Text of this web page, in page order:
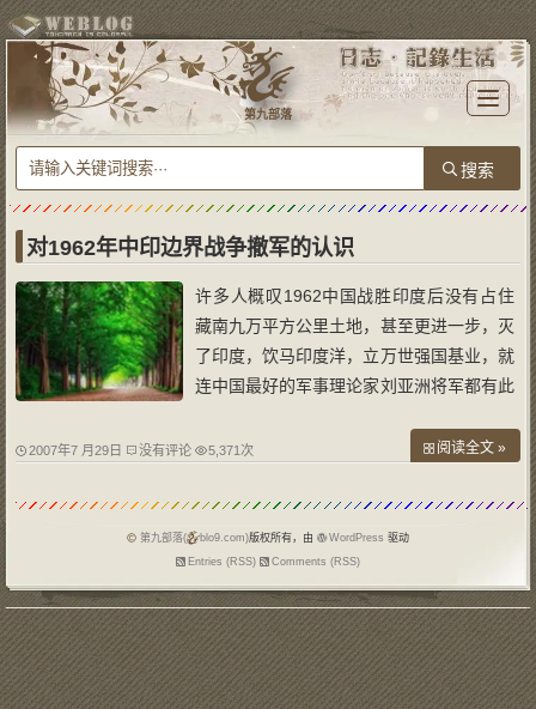
T
o
l
e
n
i
n
第九部落
对1962年中印边界战争撤军的认识
许多人概叹1962中国战胜印度后没有占住
藏南九万平方公里土地，甚至更进一步，灭
了印度，饮马印度洋，立万世强国基业，就
连中国最好的军事理论家刘亚洲将军都有此
本质，从当时的实际情况和中国周边环境出
样？如果不撤军会有何后果？撤军真得就是
2007年7 月29日 没有评论 5,371次 阅读全文 »
第九部落( blo9.com)版权所有，由 WordPress 驱动
Entries (RSS)
Comments (RSS)